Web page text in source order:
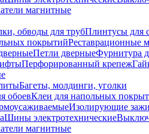
магнитные
обводы для трубПлинтусы для
покрытийРеставрационные
Петли дверныеФурнитура
Перфорированный крепеж
Багеты, молдинги, уголки
обоевКлеи для напольных
Изолирующие
Шины электротехнические
магнитные